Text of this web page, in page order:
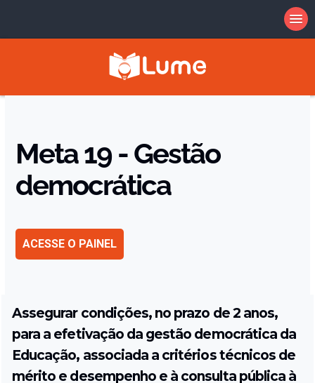
Meta 19 - Gestão
democrática
ACESSE O PAINEL
Assegurar condições, no prazo de 2 anos,
para a efetivação da gestão democrática da
Educação, associada a critérios técnicos de
mérito e desempenho e à consulta pública à